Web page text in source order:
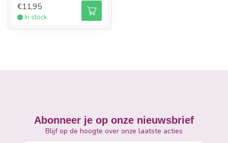
€11,95
In stock
Abonneer je op onze nieuwsbrief
Blijf op de hoogte over onze laatste acties